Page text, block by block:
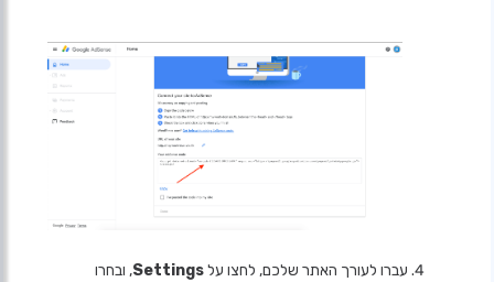
עברו לעורך האתר שלכם, לחצו עלSettings, ובחרו